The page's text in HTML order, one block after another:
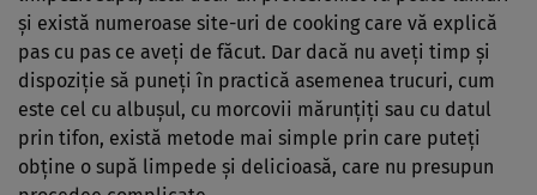
și există numeroase site-uri de cooking care vă explică
pas cu pas ce aveți de făcut. Dar dacă nu aveți timp și
dispoziție să puneți în practică asemenea trucuri, cum
este cel cu albușul, cu morcovii mărunțiți sau cu datul
prin tifon, există metode mai simple prin care puteți
obține o supă limpede și delicioasă, care nu presupun